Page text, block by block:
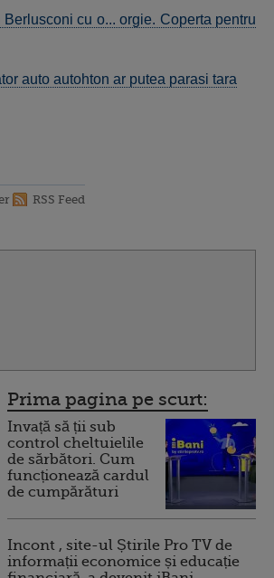
cu o... orgie. Coperta pentru
auto autohton ar putea parasi tara
RSS Feed
Prima pagina pe scurt:
Invață să ții sub
control cheltuielile
de sărbători. Cum
funcționează cardul
de cumpărături
Incont , site-ul Știrile Pro TV de
informații economice și educație